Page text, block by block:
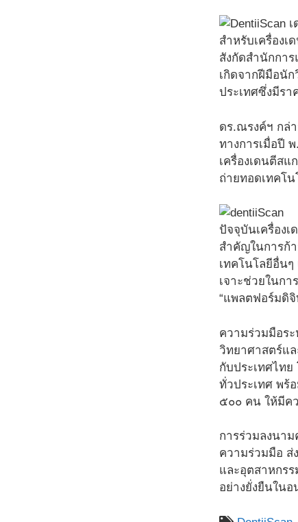
สำหรับเครื่อง
สังกัดสำนักกา
เกิดจากฝีมือนั
ประเทศซึ่งมีรา
ดร.ณรงค์ฯ กล่
ทางการเมื่อปี
เครื่องเดนตีส
ถ่ายทอดเทคโ
ปัจจุบันเครื่อง
สำคัญในการก้
เทคโนโลยีอื่น
เจาะช่วยในก
“แพลตฟอร์มดิ
ความร่วมมือร
วิทยาศาสตร์แล
กับประเทศไท
ทั่วประเทศ พร้
๕๐๐ คน ให้มีค
การร่วมลงนา
ความร่วมมือ ส่
และอุตสาหกร
อย่างยั่งยืนในอ